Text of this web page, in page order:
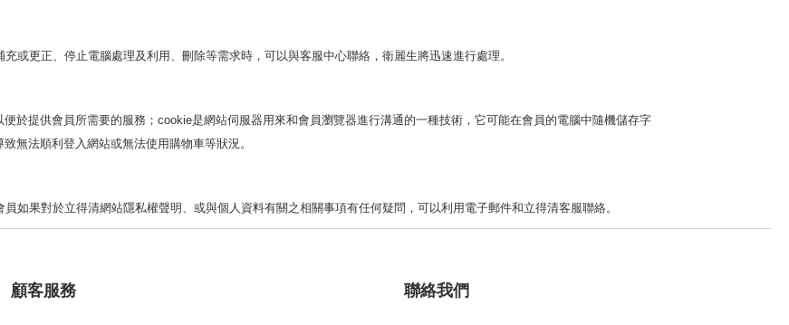
或更正、停止電腦處理及利用、刪除等需求時，可以與客服中心聯絡，衛麗生將迅速進行處理。
於提供會員所需要的服務； cookie是網站伺服器用來和會員瀏覽器進行溝通的一種技術，它可能在會員的電腦中隨機儲存字
無法順利登入網站或無法使用購物車等狀況。
如果對於立得清網站隱私權聲明、或與個人資料有關之相關事項有任何疑問，可以利用電子郵件和立得清客服聯絡。
顧客服務 聯絡我們